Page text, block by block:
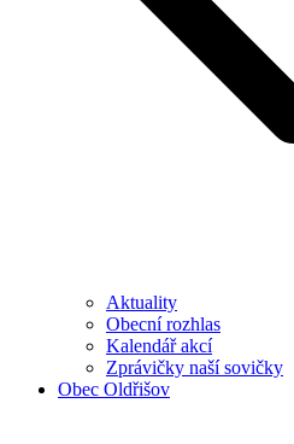
Aktuality
Obecní rozhlas
Kalendář akcí
Zprávičky naší sovičky
Obec Oldřišov